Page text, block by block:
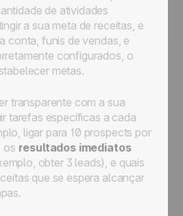
de atividades
a sua meta de receitas, e
conta, funis de vendas, e
configurados, o
metas.
transparente com a sua
tarefas específicas a cada
ligar para 10 prospects por
os resultados imediatos
obter 3 leads), e quais
que se espera alcançar